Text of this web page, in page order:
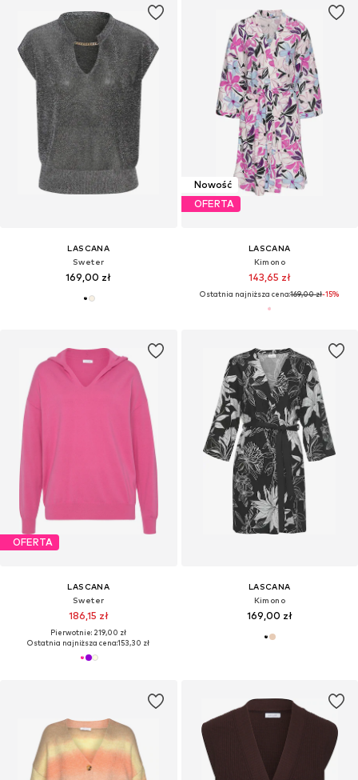
LASCANA
Sweter
169,00 zł
Nowość
OFERTA
LASCANA
Kimono
143,65 zł
Ostatnia najniższa cena:169,00 zł-15%
OFERTA
LASCANA
Sweter
186,15 zł
Pierwotnie: 219,00 zł
Ostatnia najniższa cena:153,30 zł
LASCANA
Kimono
169,00 zł